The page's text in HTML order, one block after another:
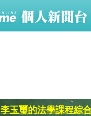
李玉璽的法學課程綜